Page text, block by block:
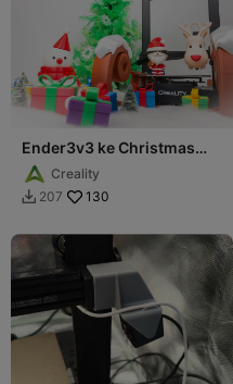
Ender3v3 ke Christmas
limited skin
Creality
 207 130